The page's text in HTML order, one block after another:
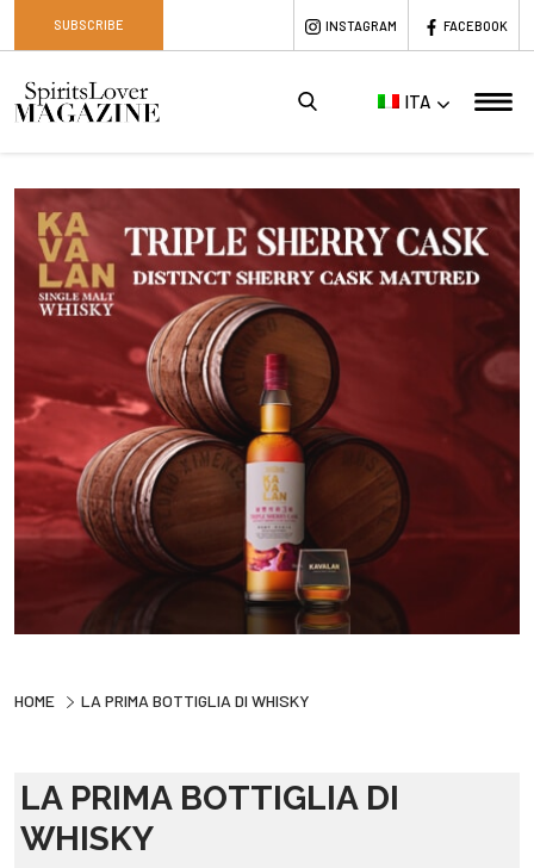
SUBSCRIBE INSTAGRAM FACEBOOK
ITA
HOME LA PRIMA BOTTIGLIA DI WHISKY
LA PRIMA BOTTIGLIA DI
WHISKY